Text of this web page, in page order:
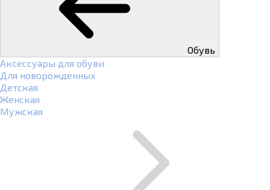
Обувь
Аксессуары для обуви
Для новорожденных
Детская
Женская
Мужская